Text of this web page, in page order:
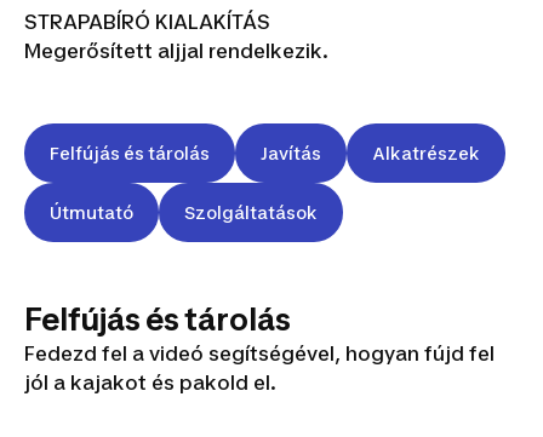
STRAPABÍRÓ KIALAKÍTÁS
Megerősített aljjal rendelkezik.
Felfújás és tárolás Javítás Alkatrészek
Útmutató Szolgáltatások
Felfújás és tárolás
Fedezd fel a videó segítségével, hogyan fújd fel
jól a kajakot és pakold el.